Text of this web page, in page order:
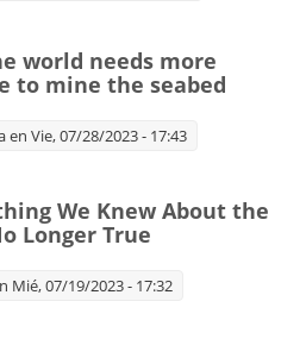
world needs more
to mine the seabed
en Vie, 07/28/2023 - 17:43
We Knew About the
Longer True
Mié, 07/19/2023 - 17:32